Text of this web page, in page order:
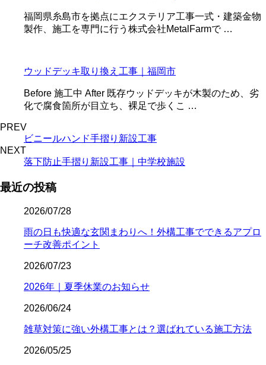
福岡県糸島市を拠点にエクステリア工事一式・建築金物
製作、施工を専門に行う株式会社MetalFarmで …
ウッドデッキ取り換え工事｜福岡市
Before 施工中 After 既存ウッドデッキが木製のため、劣
化で腐食箇所が目立ち、裸足で歩くこ …
PREV
ビニールハンド手摺り新設工事
NEXT
落下防止手摺り新設工事｜中学校施設
最近の投稿
2026/07/28
雨の日も快適な玄関まわりへ！外構工事でできるアプロ
ーチ改善ポイント
2026/07/23
2026年｜夏季休業のお知らせ
2026/06/24
雑草対策に強い外構工事とは？選ばれている施工方法
2026/05/25